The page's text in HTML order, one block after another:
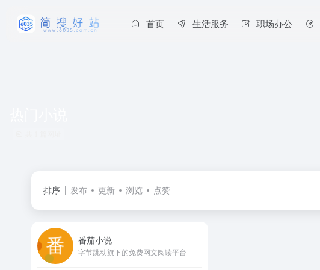
首页 生活服务 职场办公
排序 发布 更新 浏览 点赞
番茄小说
字节跳动旗下的免费网文阅读平台